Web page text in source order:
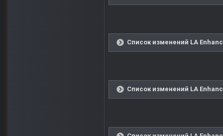
Список изменений LA
Список изменений LA